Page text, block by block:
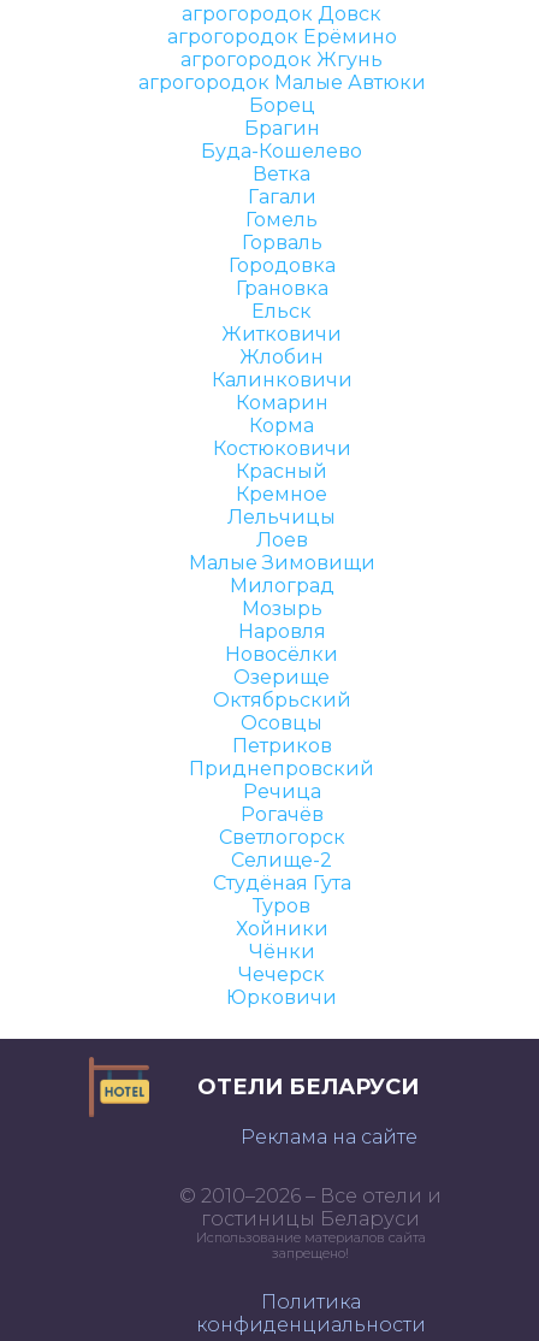
агрогородок Довск
агрогородок Ерёмино
агрогородок Жгунь
агрогородок Малые Автюки
Борец
Брагин
Буда-Кошелево
Ветка
Гагали
Гомель
Горваль
Городовка
Грановка
Ельск
Житковичи
Жлобин
Калинковичи
Комарин
Корма
Костюковичи
Красный
Кремное
Лельчицы
Лоев
Малые Зимовищи
Милоград
Мозырь
Наровля
Новосёлки
Озерище
Октябрьский
Осовцы
Петриков
Приднепровский
Речица
Рогачёв
Светлогорск
Селище-2
Студёная Гута
Туров
Хойники
Чёнки
Чечерск
Юрковичи
ОТЕЛИ БЕЛАРУСИ
Реклама на сайте
© 2010–2026 – Все отели и
гостиницы Беларуси
Использование материалов сайта
запрещено!
Политика
конфиденциальности